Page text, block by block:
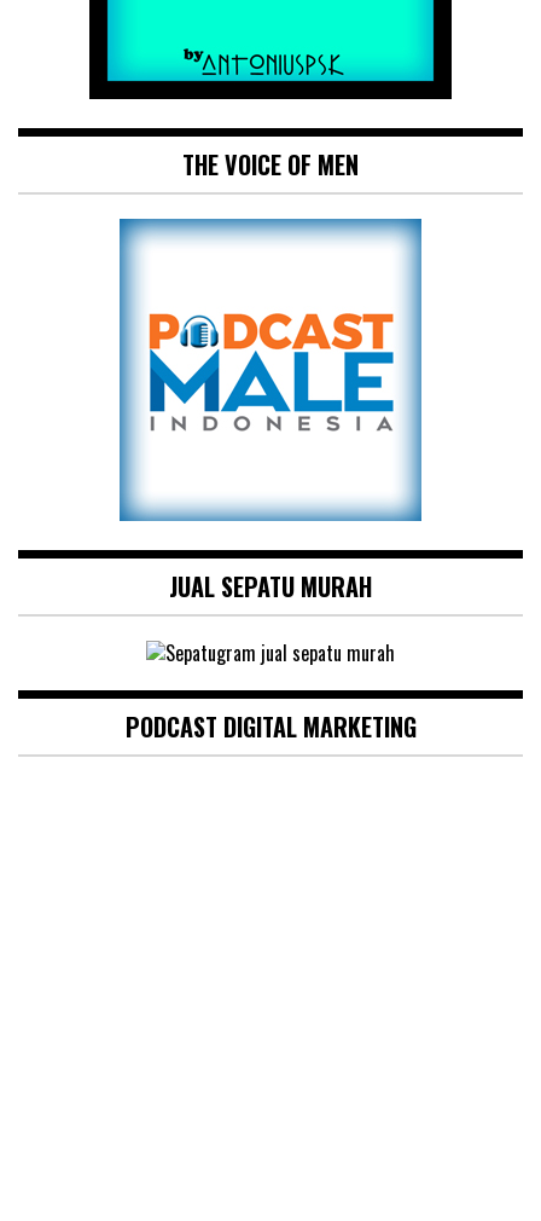
THE VOICE OF MEN
JUAL SEPATU MURAH
PODCAST DIGITAL MARKETING